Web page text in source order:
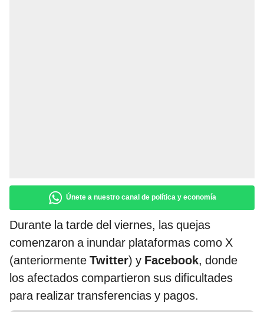
Únete a nuestro canal de política y economía
Durante la tarde del viernes, las quejas
comenzaron a inundar plataformas como X
(anteriormente Twitter) y Facebook, donde
los afectados compartieron sus dificultades
para realizar transferencias y pagos.